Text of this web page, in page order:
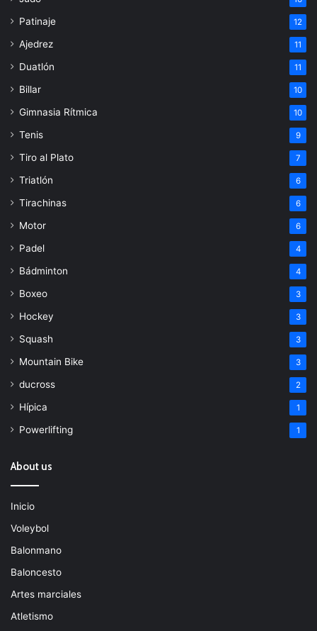
Patinaje 12
Ajedrez 11
Duatlón 11
Billar 10
Gimnasia Rítmica 10
Tenis 9
Tiro al Plato 7
Triatlón 6
Tirachinas 6
Motor 6
Padel 4
Bádminton 4
Boxeo 3
Hockey 3
Squash 3
Mountain Bike 3
ducross 2
Hípica 1
Powerlifting 1
About us
Inicio
Voleybol
Balonmano
Baloncesto
Artes marciales
Atletismo